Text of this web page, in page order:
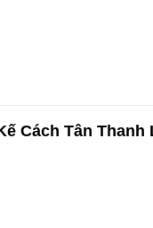
Cách Tân Thanh